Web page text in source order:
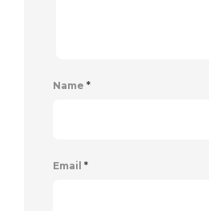
Name *
Email *